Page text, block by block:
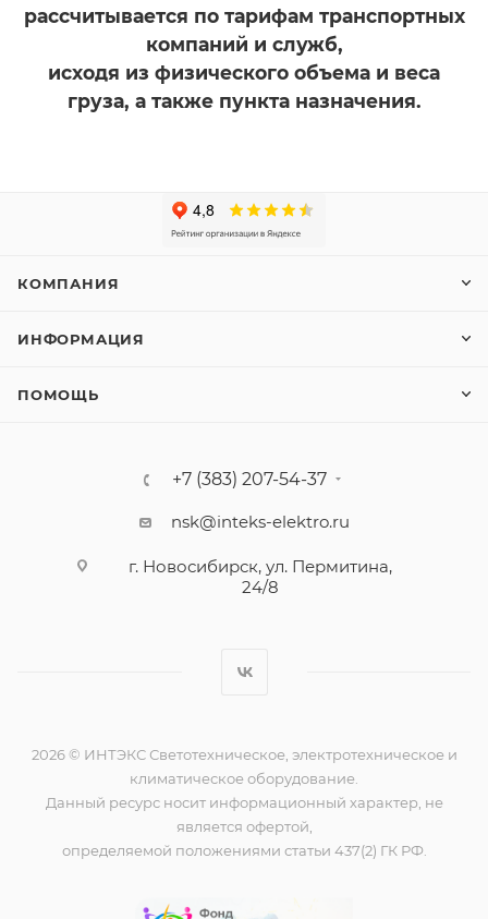
рассчитывается по тарифам транспортных
компаний и служб,
исходя из физического объема и веса
груза, а также пункта назначения.
КОМПАНИЯ
ИНФОРМАЦИЯ
ПОМОЩЬ
+7 (383) 207-54-37
nsk@inteks-elektro.ru
г. Новосибирск, ул. Пермитина,
24/8
2026 © ИНТЭКС Светотехническое, электротехническое и
климатическое оборудование.
Данный ресурс носит информационный характер, не
является офертой,
определяемой положениями статьи 437(2) ГК РФ.